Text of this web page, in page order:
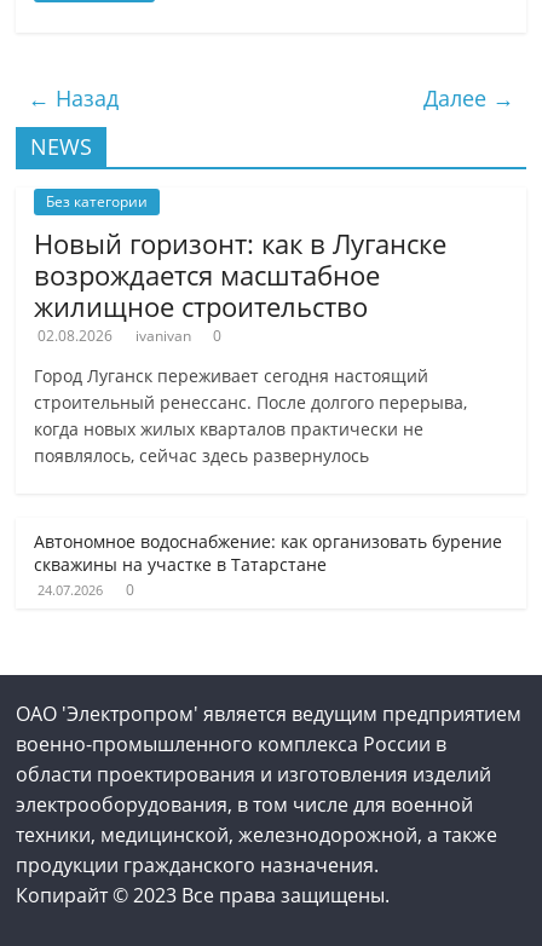
← Назад
Далее →
NEWS
Без категории
Новый горизонт: как в Луганске
возрождается масштабное
жилищное строительство
02.08.2026 ivanivan 0
Город Луганск переживает сегодня настоящий
строительный ренессанс. После долгого перерыва,
когда новых жилых кварталов практически не
появлялось, сейчас здесь развернулось
Автономное водоснабжение: как организовать бурение
скважины на участке в Татарстане
24.07.2026 0
ОАО 'Электропром' является ведущим предприятием
военно-промышленного комплекса России в
области проектирования и изготовления изделий
электрооборудования, в том числе для военной
техники, медицинской, железнодорожной, а также
продукции гражданского назначения.
Копирайт © 2023 Все права защищены.